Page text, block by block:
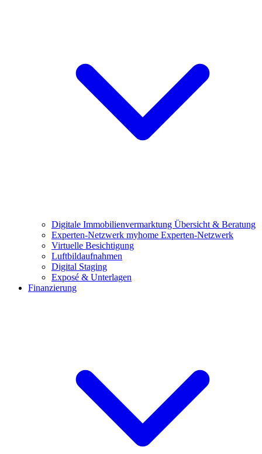
Digitale Immobilienvermarktung Übersicht & Beratung
Experten-Netzwerk myhome Experten-Netzwerk
Virtuelle Besichtigung
Luftbildaufnahmen
Digital Staging
Exposé & Unterlagen
Finanzierung